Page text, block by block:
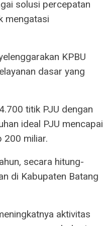
solusi percepatan
mengatasi
KPBU
dasar yang
titik PJU dengan
ideal PJU mencapai
200 miliar.
secara hitung-
di Kabupaten Batang
aktivitas